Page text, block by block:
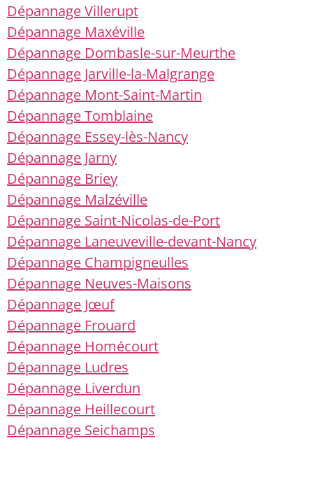
Dépannage Villerupt
Dépannage Maxéville
Dépannage Dombasle-sur-Meurthe
Dépannage Jarville-la-Malgrange
Dépannage Mont-Saint-Martin
Dépannage Tomblaine
Dépannage Essey-lès-Nancy
Dépannage Jarny
Dépannage Briey
Dépannage Malzéville
Dépannage Saint-Nicolas-de-Port
Dépannage Laneuveville-devant-Nancy
Dépannage Champigneulles
Dépannage Neuves-Maisons
Dépannage Jœuf
Dépannage Frouard
Dépannage Homécourt
Dépannage Ludres
Dépannage Liverdun
Dépannage Heillecourt
Dépannage Seichamps